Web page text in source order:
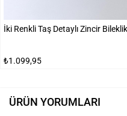
İki Renkli Taş Detaylı Zincir Bileklik
₺1.099,95
ÜRÜN YORUMLARI